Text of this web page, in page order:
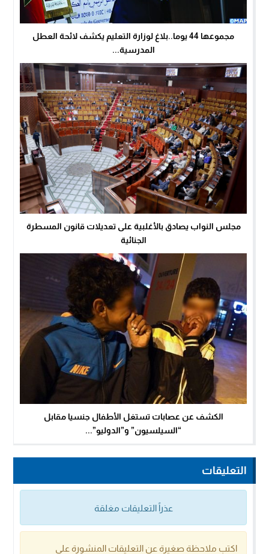
مجموعها 44 يوما..بلاغ لوزارة التعليم يكشف لائحة العطل
المدرسية...
مجلس النواب يصادق بالأغلبية على تعديلات قانون المسطرة
الجنائية
الكشف عن عصابات تستغل الأطفال جنسيا مقابل
“السيلسيون” و”الدوليو”...
التعليقات
عذراً التعليقات مغلقة
اكتب ملاحظة صغيرة عن التعليقات المنشورة على